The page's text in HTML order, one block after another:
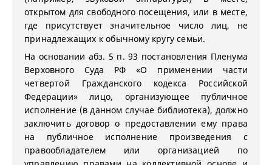
открытом для свободного посещения, или в месте,
где присутствует значительное число лиц, не
принадлежащих к обычному кругу семьи.
На основании абз. 5 п. 93 постановления Пленума
Верховного Суда РФ «О применении части
четвертой Гражданского кодекса Российской
Федерации» лицо, организующее публичное
исполнение (в данном случае библиотека), должно
заключить договор о предоставлении ему права
на публичное исполнение произведения с
правообладателем или организацией по